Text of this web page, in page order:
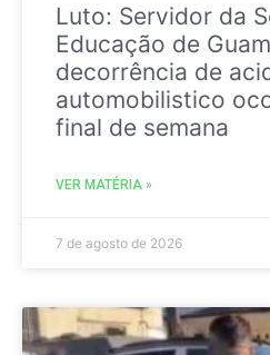
Luto: Servidor da
Educação de
decorrência de
automobilistico
final de semana
VER MATÉRIA »
7 de agosto de 2026